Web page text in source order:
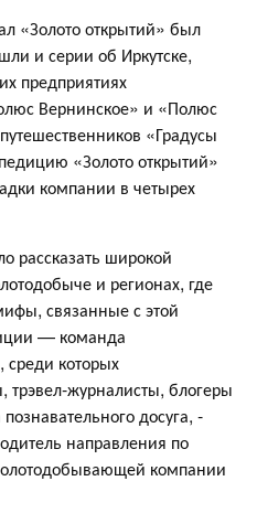
«Золото открытий» был
и серии об Иркутске,
предприятиях
Вернинское» и «Полюс
«Градусы
«Золото открытий»
компании в четырех
рассказать широкой
и регионах, где
связанные с этой
— команда
среди которых
трэвел-журналисты, блогеры
досуга, -
направления по
компании